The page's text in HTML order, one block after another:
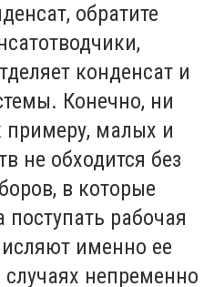
обратите
конденсат и
Конечно, ни
примеру, малых и
не обходится без
в которые
рабочая
именно ее
случаях непременно